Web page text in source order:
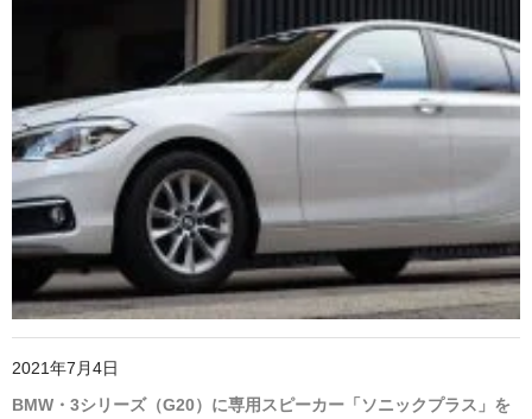
2021年7月4日
BMW・3シリーズ（G20）に専用スピーカー「ソニックプラス」を